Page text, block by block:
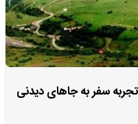
سفر به جاهای دیدنی